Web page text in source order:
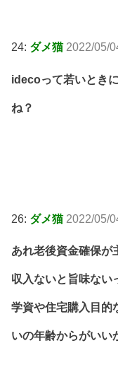
24: ダメ猫 2022/05/
idecoって若いとき
ね？
26: ダメ猫 2022/05/
あれ老後資金確保が
収入ないと旨味ない
学資や住宅購入目的
いの年齢からがいい